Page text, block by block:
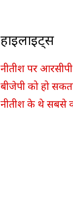
हाइलाइट्स
नीतीश पर
बीजेपी को हो
नीतीश के थे सबसे